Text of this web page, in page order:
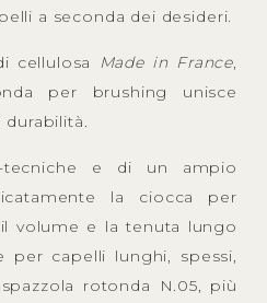
a seconda dei desideri.
cellulosa Made in France,
per brushing unisce
durabilità.
tecniche e di un ampio
la ciocca per
volume e la tenuta lungo
per capelli lunghi, spessi,
rotonda N.05, più